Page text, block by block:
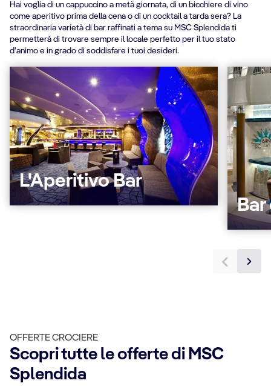
Hai voglia di un cappuccino a metà giornata, di un bicchiere di vino
come aperitivo prima della cena o di un cocktail a tarda sera? La
straordinaria varietà di bar raffinati a tema su MSC Splendida ti
permetterà di trovare sempre il locale perfetto per il tuo stato
d'animo e in grado di soddisfare i tuoi desideri.
L'Aperitivo Bar
Bar
OFFERTE CROCIERE
Scopri tutte le offerte di MSC
Splendida